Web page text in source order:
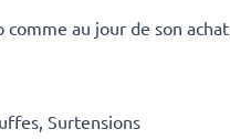
au jour de son achat.
Surtensions